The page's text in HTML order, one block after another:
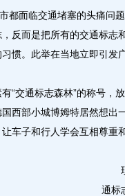
面临交通堵塞的头痛问
反而是把所有的交通标志
惯。此举在当地立即引发
交通标志森林”的称号，
西部小城博姆特居然想出
车子和行人学会互相尊重
现
通标